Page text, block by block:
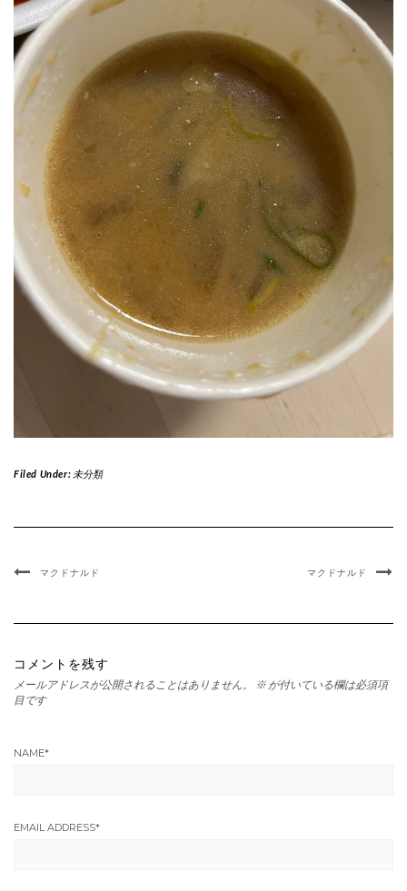
Filed Under: 未分類
マクドナルド マクドナルド
コメントを残す
メールアドレスが公開されることはありません。 ※ が付いている欄は必須項
目です
NAME*
EMAIL ADDRESS*